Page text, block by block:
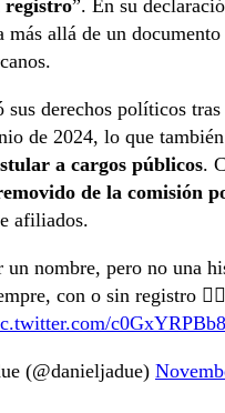
registro”. En su
allá de un
sus derechos políticos
de 2024, lo que
a cargos públicos.
de la comisión
afiliados.
un nombre, pero no una
con o sin registro ✊🏻
c0GxYRPBb8
(@danieljadue)